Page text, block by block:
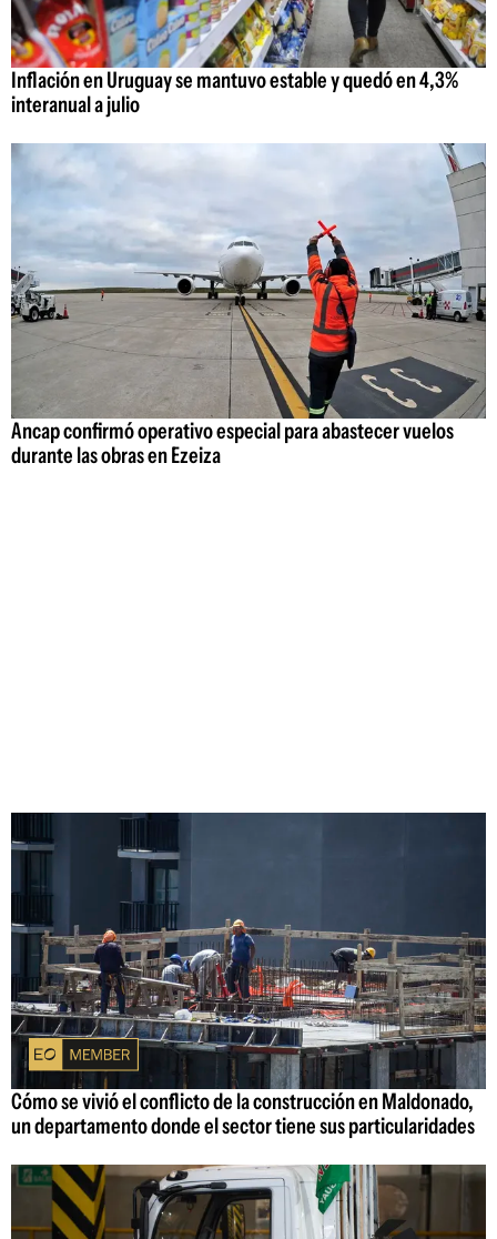
Inflación en Uruguay se mantuvo estable y quedó en 4,3%
interanual a julio
Ancap confirmó operativo especial para abastecer vuelos
durante las obras en Ezeiza
Cómo se vivió el conflicto de la construcción en Maldonado,
un departamento donde el sector tiene sus particularidades